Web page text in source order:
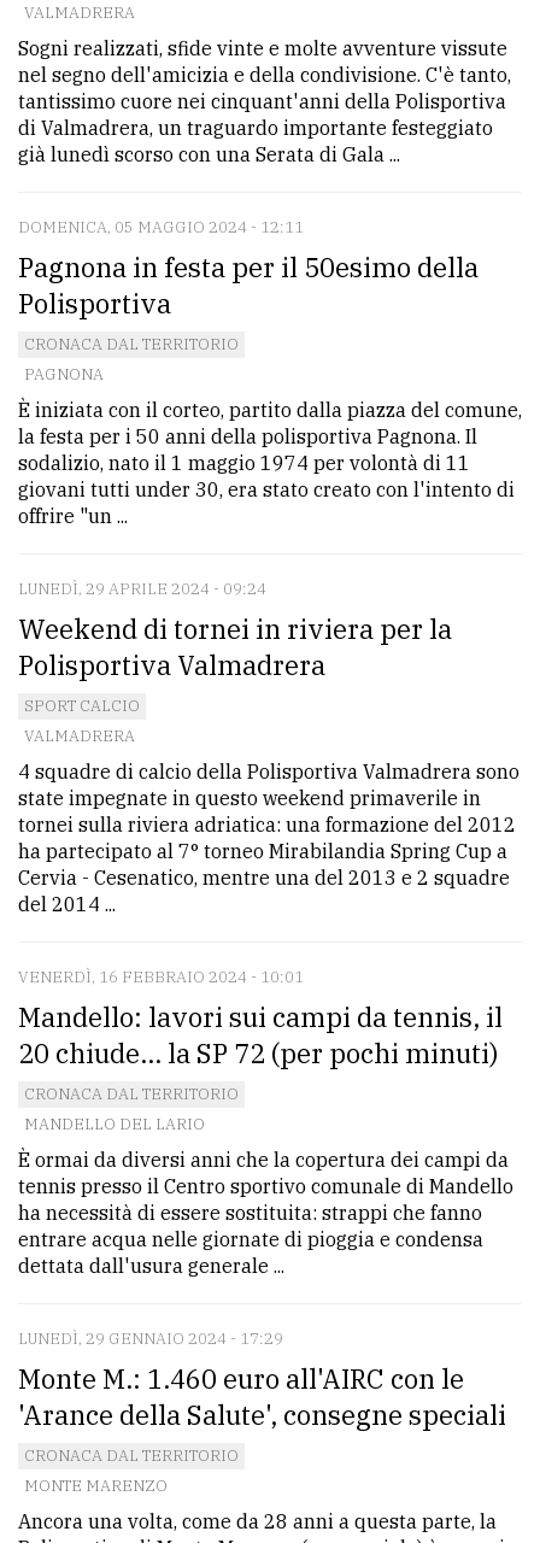
LE
ALTRE
TESTATE
PRIVACY
policy
Cookie
policy
VALMADRERA
Sogni realizzati, sfide vinte e molte avventure vissute
nel segno dell'amicizia e della condivisione. C'è tanto,
tantissimo cuore nei cinquant'anni della Polisportiva
di Valmadrera, un traguardo importante festeggiato
già lunedì scorso con una Serata di Gala ...
DOMENICA, 05 MAGGIO 2024 - 12:11
Pagnona in festa per il 50esimo della
Polisportiva
CRONACA DAL TERRITORIO
PAGNONA
È iniziata con il corteo, partito dalla piazza del comune,
la festa per i 50 anni della polisportiva Pagnona. Il
sodalizio, nato il 1 maggio 1974 per volontà di 11
giovani tutti under 30, era stato creato con l'intento di
offrire "un ...
LUNEDÌ, 29 APRILE 2024 - 09:24
Weekend di tornei in riviera per la
Polisportiva Valmadrera
SPORT CALCIO
VALMADRERA
4 squadre di calcio della Polisportiva Valmadrera sono
state impegnate in questo weekend primaverile in
tornei sulla riviera adriatica: una formazione del 2012
ha partecipato al 7° torneo Mirabilandia Spring Cup a
Cervia - Cesenatico, mentre una del 2013 e 2 squadre
del 2014 ...
VENERDÌ, 16 FEBBRAIO 2024 - 10:01
Mandello: lavori sui campi da tennis, il
20 chiude... la SP 72 (per pochi minuti)
CRONACA DAL TERRITORIO
MANDELLO DEL LARIO
È ormai da diversi anni che la copertura dei campi da
tennis presso il Centro sportivo comunale di Mandello
ha necessità di essere sostituita: strappi che fanno
entrare acqua nelle giornate di pioggia e condensa
dettata dall'usura generale ...
LUNEDÌ, 29 GENNAIO 2024 - 17:29
Monte M.: 1.460 euro all'AIRC con le
'Arance della Salute', consegne speciali
CRONACA DAL TERRITORIO
MONTE MARENZO
Ancora una volta, come da 28 anni a questa parte, la